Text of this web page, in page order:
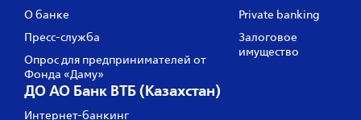
О банке
Пресс‑служба
Опрос для предпринимателей от
Фонда «Даму»
Private banking
Залоговое
имущество
ДО АО Банк ВТБ (Казахстан)
Интернет-банкинг